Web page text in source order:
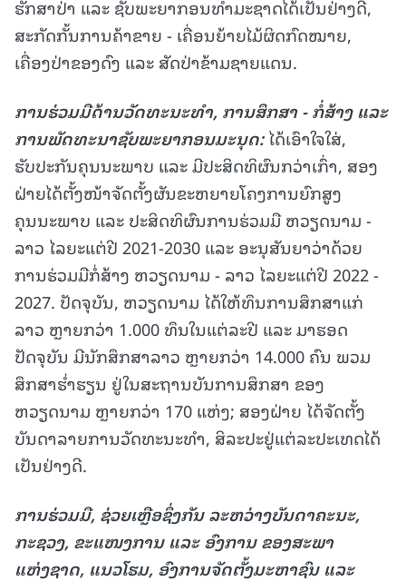
ຮັກສາປ່າ ແລະ ຊັບພະຍາກອນທໍາມະຊາດໄດ້ເປັນຢ່າງດີ,
ສະກັດກັ້ນການຄ້າຂາຍ - ເຄື່ອນຍ້າຍໄມ້ຜິດກົດໝາຍ,
ເຄື່ອງປ່າຂອງດົງ ແລະ ສັດປ່າຂ້າມຊາຍແດນ.
ການຮ່ວມມືດ້ານວັດທະນະທຳ, ການສຶກສາ - ກໍ່ສ້າງ ແລະ
ການພັດທະນາຊັບພະຍາກອນມະນຸດ: ໄດ້ເອົາໃຈໃສ່,
ຮັບປະກັນຄຸນນະພາບ ແລະ ມີປະສິດທິຜົນກວ່າເກົ່າ, ສອງ
ຝ່າຍໄດ້ຕັ້ງໜ້າຈັດຕັ້ງຜັນຂະຫຍາຍໂຄງການຍົກສູງ
ຄຸນນະພາບ ແລະ ປະສິດທິຜົນການຮ່ວມມື ຫວຽດນາມ -
ລາວ ໄລຍະແຕ່ປີ 2021-2030 ແລະ ອະນຸສັນຍາວ່າດ້ວຍ
ການຮ່ວມມືກໍ່ສ້າງ ຫວຽດນາມ - ລາວ ໄລຍະແຕ່ປີ 2022 -
2027. ປັດຈຸບັນ, ຫວຽດນາມ ໄດ້ໃຫ້ທຶນການສຶກສາແກ່
ລາວ ຫຼາຍກວ່າ 1.000 ທຶນໃນແຕ່ລະປີ ແລະ ມາຮອດ
ປັດຈຸບັນ ມີນັກສຶກສາລາວ ຫຼາຍກວ່າ 14.000 ຄົນ ພວມ
ສຶກສາຮໍ່າຮຽນ ຢູ່ໃນສະຖານບັນການສຶກສາ ຂອງ
ຫວຽດນາມ ຫຼາຍກວ່າ 170 ແຫ່ງ; ສອງຝ່າຍ ໄດ້ຈັດຕັ້ງ
ບັນດາລາຍການວັດທະນະທຳ, ສິລະປະຢູ່ແຕ່ລະປະເທດໄດ້
ເປັນຢ່າງດີ.
ການຮ່ວມມື, ຊ່ວຍເຫຼືອຊຶ່ງກັນ ລະຫວ່າງບັນດາຄະນະ,
ກະຊວງ, ຂະແໜງການ ແລະ ອົງການ ຂອງສະພາ
ແຫ່ງຊາດ, ແນວໂຮມ, ອົງການຈັດຕັ້ງມະຫາຊົນ ແລະ